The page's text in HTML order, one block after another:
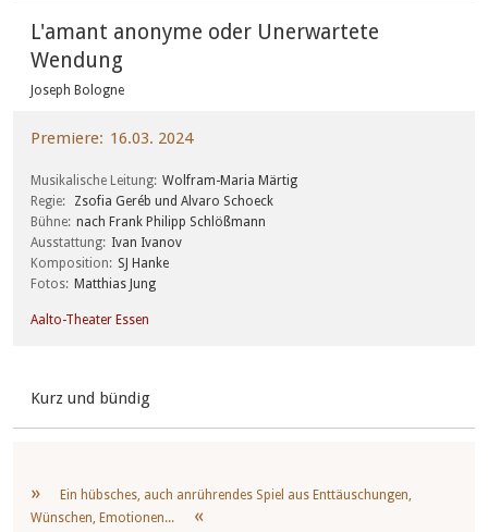
L'amant anonyme oder Unerwartete
Wendung
Joseph Bologne
Premiere 16.03. 2024
Musikalische Leitung Wolfram-Maria Märtig
Regie
Zsofia Geréb und Alvaro Schoeck
Bühne nach Frank Philipp Schlößmann
Ausstattung
Ivan Ivanov
Komposition
SJ Hanke
Fotos Matthias Jung
Aalto-Theater Essen
Kurz und bündig
Ein hübsches, auch anrührendes Spiel aus Enttäuschungen,
Wünschen, Emotionen...